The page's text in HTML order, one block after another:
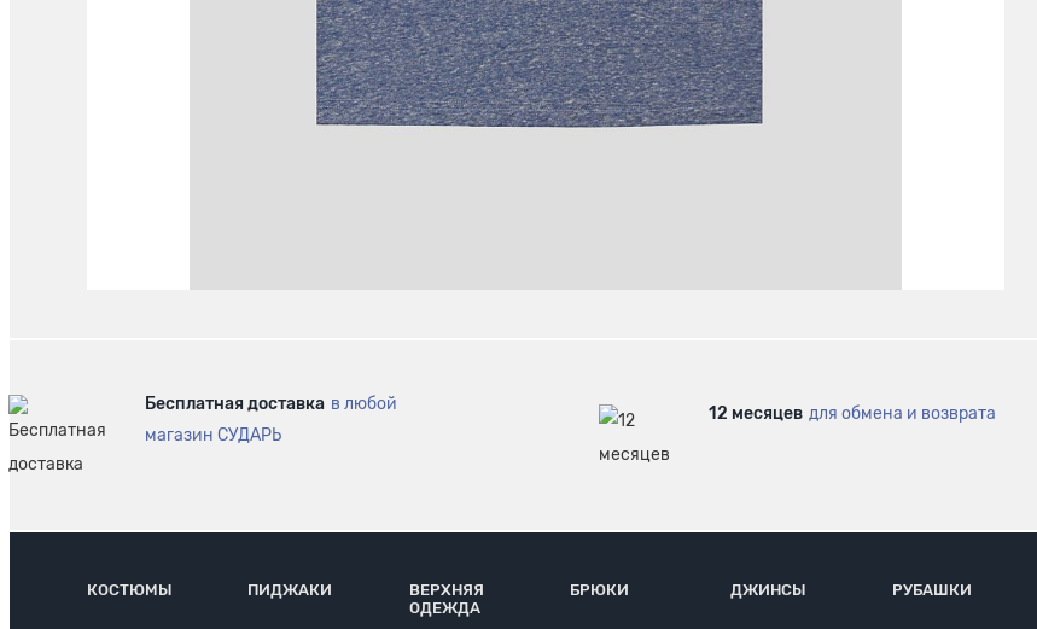
Бесплатная доставка в любой
магазин СУДАРЬ
12 месяцев для обмена и возврата
КОСТЮМЫ ПИДЖАКИ
ВЕРХНЯЯ
ОДЕЖДА
БРЮКИ ДЖИНСЫ РУБАШКИ